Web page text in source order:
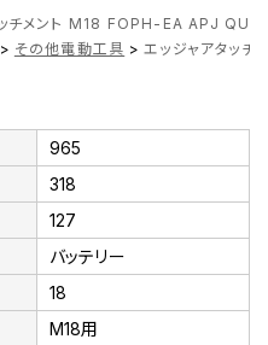
ッチメント M18 FOPH-EA APJ
> その他電動工具 > エッジャアタッ
965
318
127
バッテリー
18
M18用